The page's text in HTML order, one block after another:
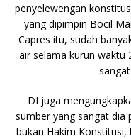
penyelewengan
yang dipimpin Bocil
Capres itu, sudah
air selama kurun waktu
DI juga
sumber yang sangat dia
bukan Hakim Konstitusi,